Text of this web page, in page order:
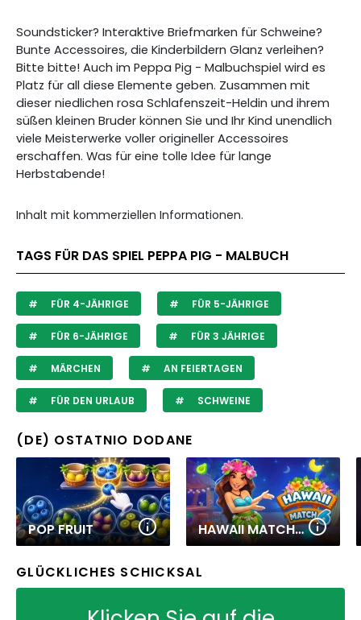
Soundsticker? Interaktive Briefmarken für Schweine?
Bunte Accessoires, die Kinderbildern Glanz verleihen?
Bitte bitte! Auch im Peppa Pig - Malbuchspiel wird es
Platz für all diese Elemente geben. Zusammen mit
dieser niedlichen rosa Schlafenszeit-Heldin und ihrem
süßen kleinen Bruder können Sie und Ihr Kind unendlich
viele Meisterwerke voller origineller Accessoires
erschaffen. Was für eine tolle Idee für lange
Herbstabende!
Inhalt mit kommerziellen Informationen.
TAGS FÜR DAS SPIEL PEPPA PIG - MALBUCH
FÜR 4-JÄHRIGE FÜR 5-JÄHRIGE
FÜR 6-JÄHRIGE FÜR 3 JÄHRIGE
MÄRCHEN AN FEIERTAGEN
FÜR DEN URLAUB SCHWEINE
(DE) OSTATNIO DODANE
POP FRUIT HAWAII MATCH 6
GLÜCKLICHES SCHICKSAL